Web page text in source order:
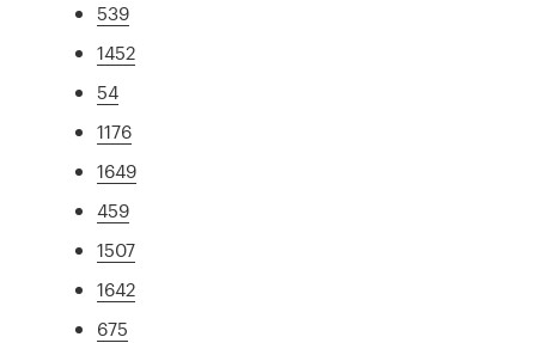
539
1452
54
1176
1649
459
1507
1642
675